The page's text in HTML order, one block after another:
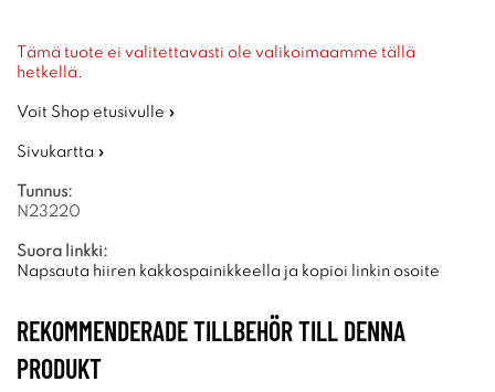
Tämä tuote ei valitettavasti ole valikoimaamme tällä
hetkellä.
Voit Shop etusivulle »
Sivukartta »
Tunnus:
N23220
Suora linkki:
Napsauta hiiren kakkospainikkeella ja kopioi linkin osoite
REKOMMENDERADE TILLBEHÖR TILL DENNA
PRODUKT